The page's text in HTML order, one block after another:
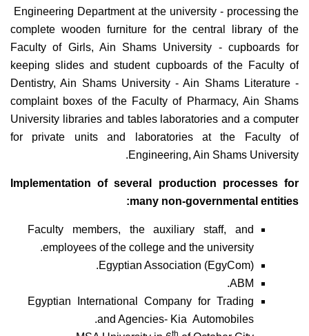
Engineering Department at the university - processing the
complete wooden furniture for the central library of the
Faculty of Girls, Ain Shams University - cupboards for
keeping slides and student cupboards of the Faculty of
Dentistry, Ain Shams University - Ain Shams Literature -
complaint boxes of the Faculty of Pharmacy, Ain Shams
University libraries and tables laboratories and a computer
for private units and laboratories at the Faculty of
Engineering, Ain Shams University.
Implementation of several production processes for
many non-governmental entities:
Faculty members, the auxiliary staff, and
employees of the college and the university.
Egyptian Association (EgyCom).
ABM.
Egyptian International Company for Trading
and Agencies- Kia Automobiles.
th